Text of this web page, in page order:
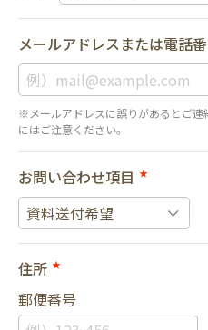
メールアドレスまたは電話
※メールアドレスに誤りがあるとご連
にはご注意ください。
お問い合わせ項目 ★
住所 ★
郵便番号